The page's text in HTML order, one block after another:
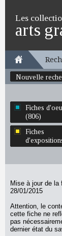
Les
arts
Nouvelle
Fiches
(806)
Fiches
Mise à jour de la
28/01/2015
Attention, le
cette fiche ne
pas
dernier état du